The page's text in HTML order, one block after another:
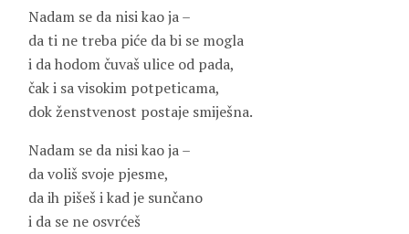
Nadam se da nisi kao ja –
da ti ne treba piće da bi se mogla
i da hodom čuvaš ulice od pada,
čak i sa visokim potpeticama,
dok ženstvenost postaje smiješna.
Nadam se da nisi kao ja –
da voliš svoje pjesme,
da ih pišeš i kad je sunčano
i da se ne osvrćeš